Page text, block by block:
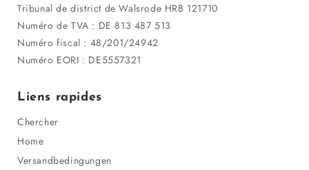
Tribunal de district de Walsrode HRB 121710
Numéro de TVA : DE 813 487 513
Numéro fiscal : 48/201/24942
Numéro EORI : DE5557321
Liens rapides
Chercher
Home
Versandbedingungen